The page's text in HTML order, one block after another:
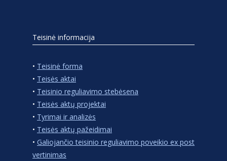
Teisinė informacija
• Teisinė forma
• Teisės aktai
• Teisinio reguliavimo stebėsena
• Teisės aktų projektai
• Tyrimai ir analizės
• Teisės aktų pažeidimai
• Galiojančio teisinio reguliavimo poveikio ex post
vertinimas